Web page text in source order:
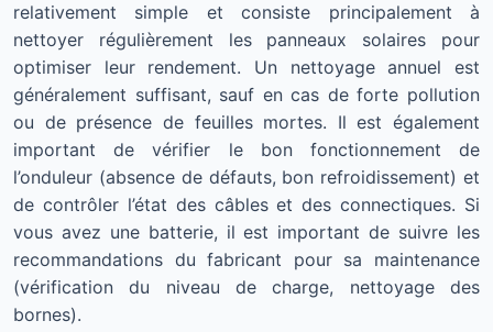
relativement simple et consiste principalement à
nettoyer régulièrement les panneaux solaires pour
optimiser leur rendement. Un nettoyage annuel est
généralement suffisant, sauf en cas de forte pollution
ou de présence de feuilles mortes. Il est également
important de vérifier le bon fonctionnement de
l’onduleur (absence de défauts, bon refroidissement) et
de contrôler l’état des câbles et des connectiques. Si
vous avez une batterie, il est important de suivre les
recommandations du fabricant pour sa maintenance
(vérification du niveau de charge, nettoyage des
bornes).